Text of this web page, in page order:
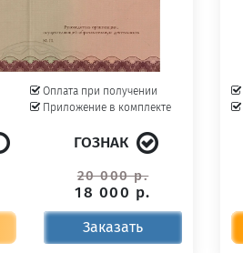
Оплата при получении
Приложение в комплекте
ГОЗНАК
20 000 р.
18 000 р.
Заказать